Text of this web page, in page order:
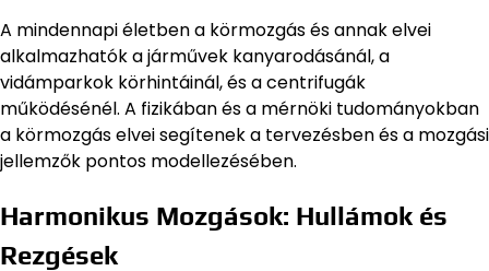
A mindennapi életben a körmozgás és annak elvei
alkalmazhatók a járművek kanyarodásánál, a
vidámparkok körhintáinál, és a centrifugák
működésénél. A fizikában és a mérnöki tudományokban
a körmozgás elvei segítenek a tervezésben és a mozgási
jellemzők pontos modellezésében.
Harmonikus Mozgások: Hullámok és
Rezgések